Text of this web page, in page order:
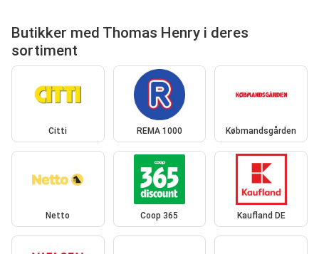
Butikker med Thomas Henry i deres
sortiment
Citti REMA 1000 Købmandsgården
Netto Coop 365 Kaufland DE